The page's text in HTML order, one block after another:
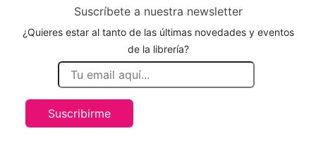
Suscríbete a nuestra newsletter
¿Quieres estar al tanto de las últimas novedades y eventos
de la librería?
Suscribirme